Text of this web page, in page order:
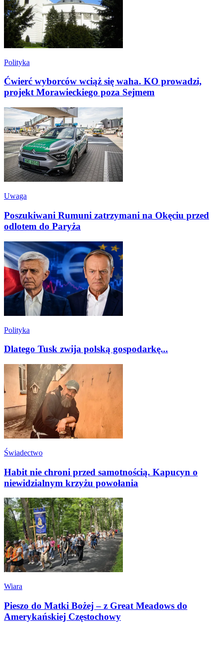
Polityka
Ćwierć wyborców wciąż się waha. KO prowadzi,
projekt Morawieckiego poza Sejmem
Uwaga
Poszukiwani Rumuni zatrzymani na Okęciu przed
odlotem do Paryża
Polityka
Dlatego Tusk zwija polską gospodarkę...
Świadectwo
Habit nie chroni przed samotnością. Kapucyn o
niewidzialnym krzyżu powołania
Wiara
Pieszo do Matki Bożej – z Great Meadows do
Amerykańskiej Częstochowy